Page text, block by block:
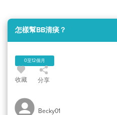
怎樣幫BB清痰？
0至12個月
收藏 分享
Becky01